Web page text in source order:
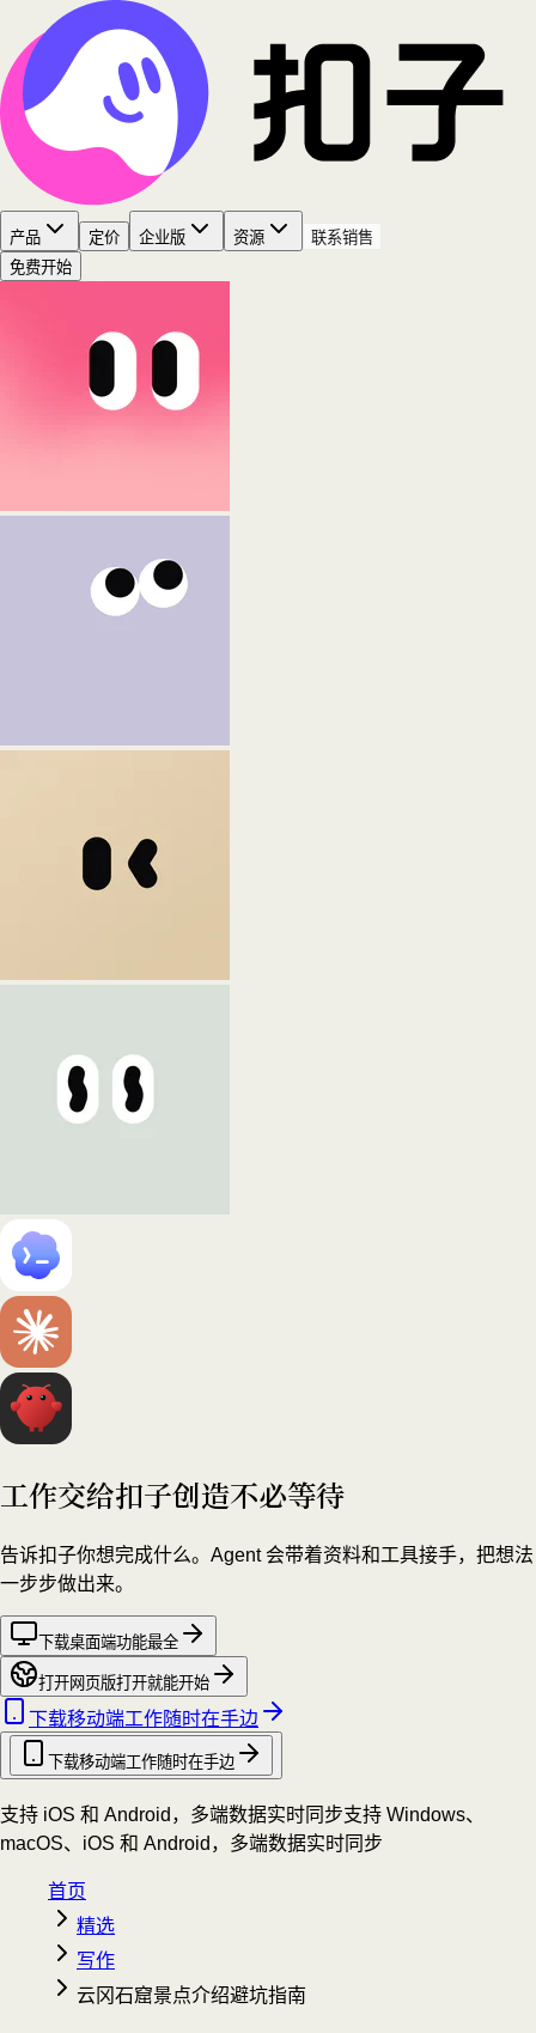
产品 定价 企业版 资源
联系销售
免费开始
工作交给扣子创造不必等待
告诉扣子你想完成什么。Agent 会带着资料和工具接手，把想法
一步步做出来。
下载桌面端功能最全
打开网页版打开就能开始
下载移动端工作随时在手边
下载移动端工作随时在手边
支持 iOS 和 Android，多端数据实时同步支持 Windows、
macOS、iOS 和 Android，多端数据实时同步
首页
精选
写作
云冈石窟景点介绍避坑指南